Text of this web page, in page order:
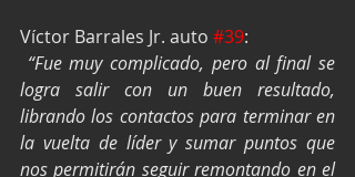
Víctor Barrales Jr. auto #39:
“Fue muy complicado, pero al final se
logra salir con un buen resultado,
librando los contactos para terminar en
la vuelta de líder y sumar puntos que
nos permitirán seguir remontando en el